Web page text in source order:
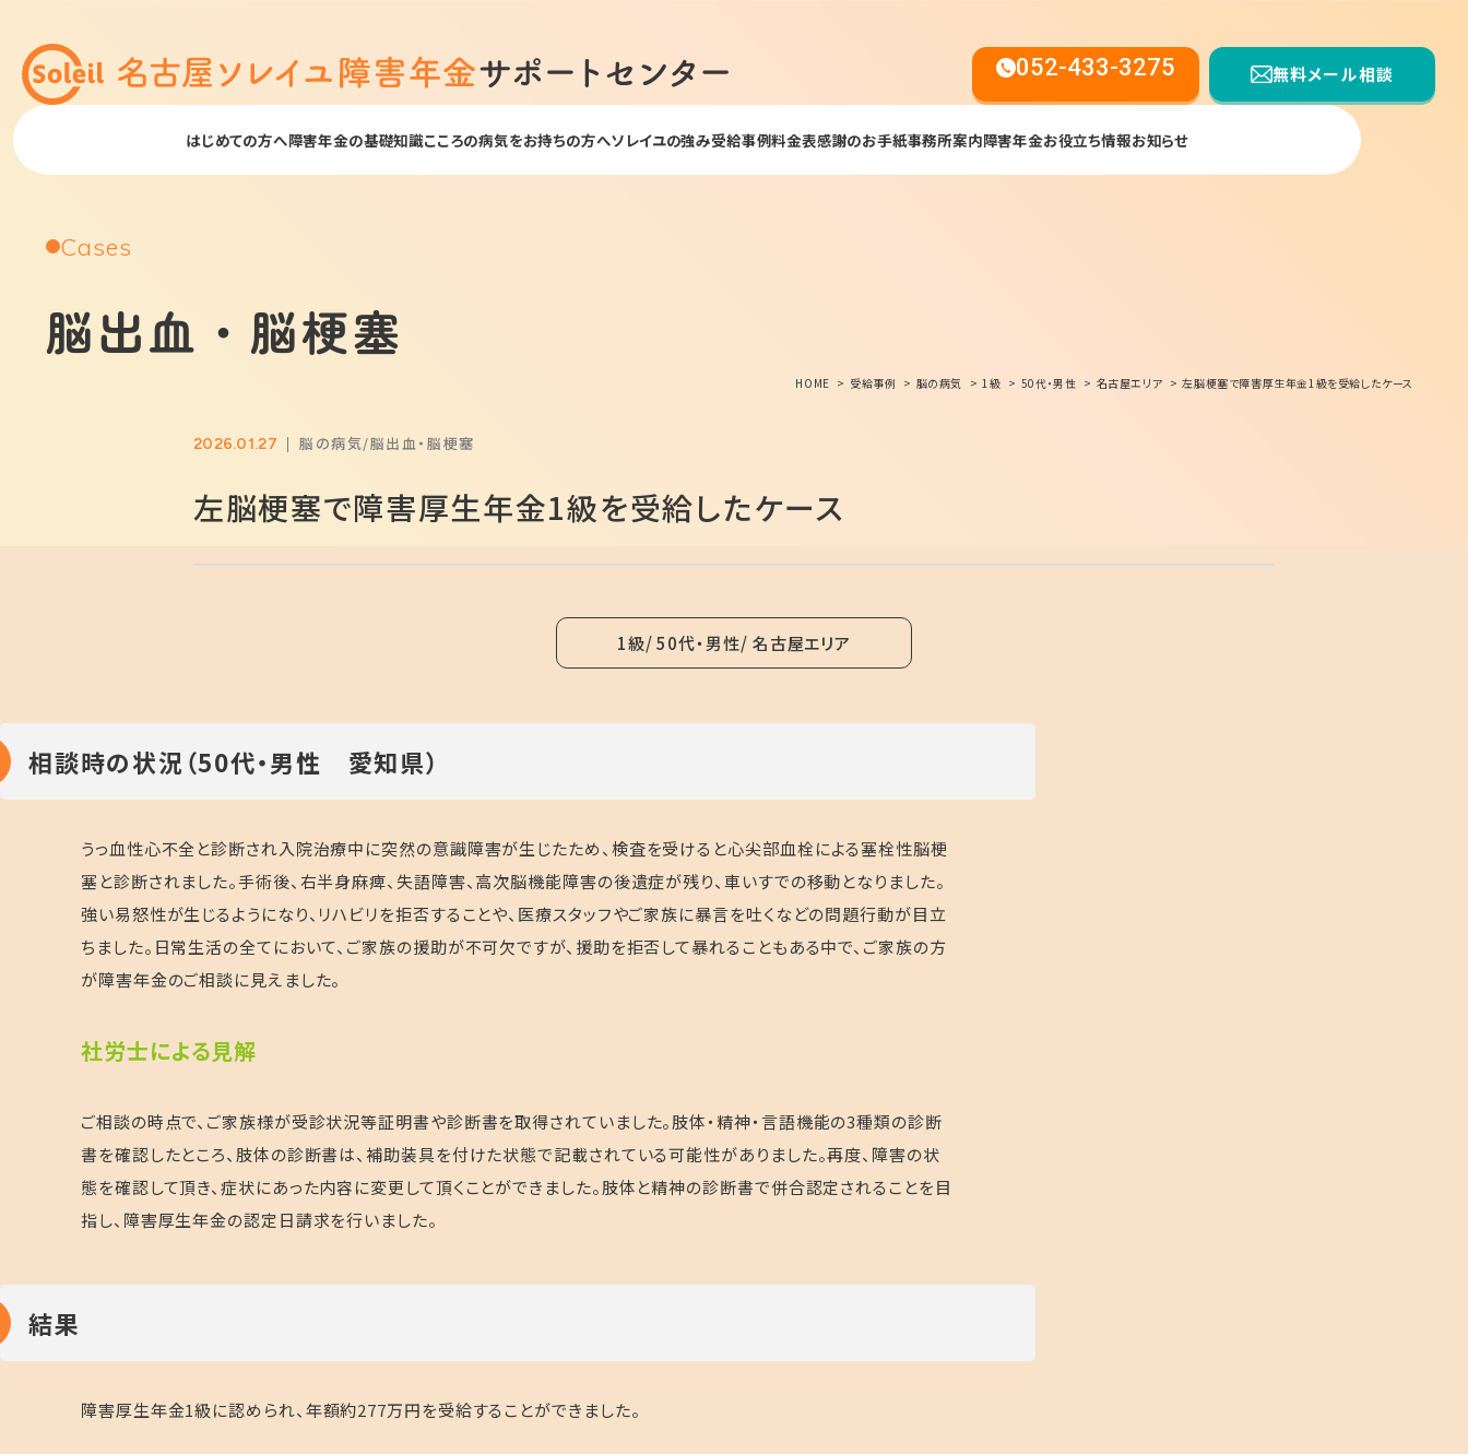
052-433-3275 無料メール相談
はじめての方へ障害年金の基礎知識こころの病気をお持ちの方へソレイユの強み受給事例料金表感謝のお手紙事務所案内障害年金お役立ち情報お知らせ
Cases
脳出血・脳梗塞
HOME 受給事例 脳の病気 1級 50代・男性 名古屋エリア 左脳梗塞で障害厚生年金1級を受給したケース
2026.01.27 脳の病気 脳出血・脳梗塞
左脳梗塞で障害厚生年金1級を受給したケース
1級 50代・男性 名古屋エリア
相談時の状況（50代・男性 愛知県）
うっ血性心不全と診断され入院治療中に突然の意識障害が生じたため、検査を受けると心尖部血栓による塞栓性脳梗
塞と診断されました。手術後、右半身麻痺、失語障害、高次脳機能障害の後遺症が残り、車いすでの移動となりました。
強い易怒性が生じるようになり、リハビリを拒否することや、医療スタッフやご家族に暴言を吐くなどの問題行動が目立
ちました。日常生活の全てにおいて、ご家族の援助が不可欠ですが、援助を拒否して暴れることもある中で、ご家族の方
が障害年金のご相談に見えました。
社労士による見解
ご相談の時点で、ご家族様が受診状況等証明書や診断書を取得されていました。肢体・精神・言語機能の3種類の診断
書を確認したところ、肢体の診断書は、補助装具を付けた状態で記載されている可能性がありました。再度、障害の状
態を確認して頂き、症状にあった内容に変更して頂くことができました。肢体と精神の診断書で併合認定されることを目
指し、障害厚生年金の認定日請求を行いました。
結果
障害厚生年金1級に認められ、年額約277万円を受給することができました。